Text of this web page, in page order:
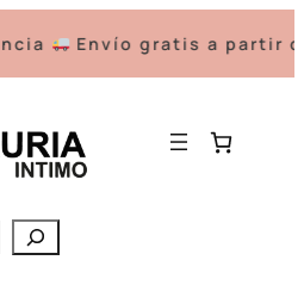
Envío gratis a partir de